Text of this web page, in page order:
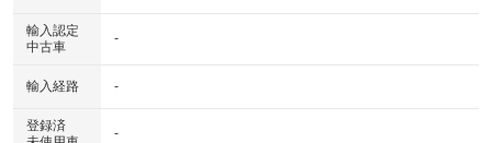
輸入認定
中古車
-
輸入経路 -
登録済
-